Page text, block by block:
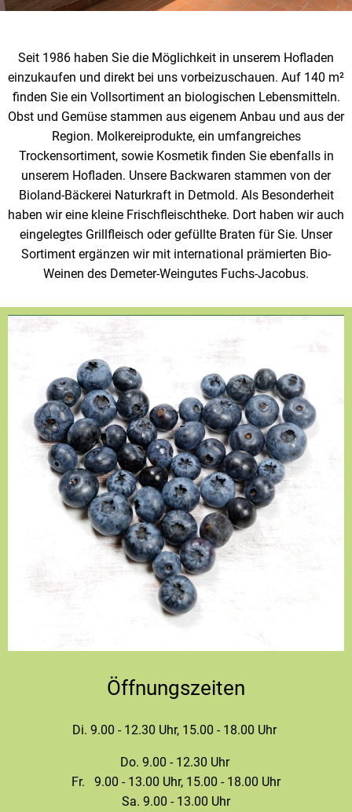
Veggie & Vegan
Trockensortiment
Getränke
Natur-Drogerie
AllerLiebe
Großgebinde
Über uns
Service
Seit 1986 haben Sie die Möglichkeit in unserem Hofladen
einzukaufen und direkt bei uns vorbeizuschauen. Auf 140 m²
finden Sie ein Vollsortiment an biologischen Lebensmitteln.
Obst und Gemüse stammen aus eigenem Anbau und aus der
Region. Molkereiprodukte, ein umfangreiches
Trockensortiment, sowie Kosmetik finden Sie ebenfalls in
unserem Hofladen. Unsere Backwaren stammen von der
Bioland-Bäckerei Naturkraft in Detmold. Als Besonderheit
haben wir eine kleine Frischfleischtheke. Dort haben wir auch
eingelegtes Grillfleisch oder gefüllte Braten für Sie. Unser
Sortiment ergänzen wir mit international prämierten Bio-
Weinen des Demeter-Weingutes Fuchs-Jacobus.
Öffnungszeiten
Di. 9.00 - 12.30 Uhr, 15.00 - 18.00 Uhr
Do. 9.00 - 12.30 Uhr
Fr. 9.00 - 13.00 Uhr, 15.00 - 18.00 Uhr
Sa. 9.00 - 13.00 Uhr